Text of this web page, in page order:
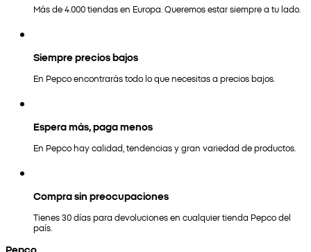
Más de 4.000 tiendas en Europa. Queremos estar siempre a tu lado.
Siempre precios bajos
En Pepco encontrarás todo lo que necesitas a precios bajos.
Espera más, paga menos
En Pepco hay calidad, tendencias y gran variedad de productos.
Compra sin preocupaciones
Tienes 30 días para devoluciones en cualquier tienda Pepco del
país.
Pepco